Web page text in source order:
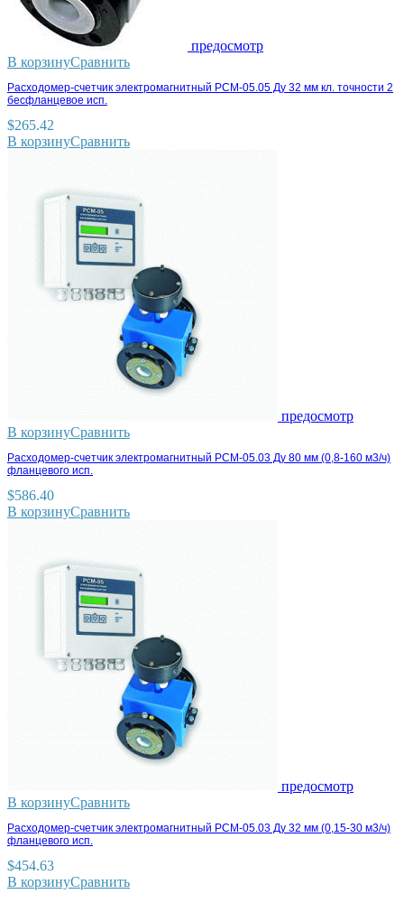
предосмотр
В корзинуСравнить
Расходомер-счетчик электромагнитный РСМ-05.05 Ду 32 мм кл. точности 2
бесфланцевое исп.
$265.42
В корзинуСравнить
предосмотр
В корзинуСравнить
Расходомер-счетчик электромагнитный РСМ-05.03 Ду 80 мм (0,8-160 м3/ч)
фланцевого исп.
$586.40
В корзинуСравнить
предосмотр
В корзинуСравнить
Расходомер-счетчик электромагнитный РСМ-05.03 Ду 32 мм (0,15-30 м3/ч)
фланцевого исп.
$454.63
В корзинуСравнить